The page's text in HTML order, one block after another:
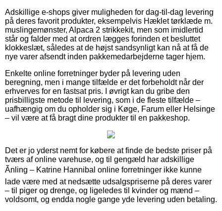
Adskillige e-shops giver muligheden for dag-til-dag levering
på deres favorit produkter, eksempelvis Hæklet tørklæde m.
muslingemønster, Alpaca 2 strikkekit, men som imidlertid
står og falder med at ordren lægges forinden et besluttet
klokkeslæt, således at de højst sandsynligt kan nå at få de
nye varer afsendt inden pakkemedarbejderne tager hjem.
Enkelte online forretninger byder på levering uden
beregning, men i mange tilfælde er det forbeholdt når der
erhverves for en fastsat pris. I øvrigt kan du gribe den
prisbilligste metode til levering, som i de fleste tilfælde –
uafhængig om du opholder sig i Køge, Farum eller Helsinge
– vil være at få bragt dine produkter til en pakkeshop.
Det er jo yderst nemt for købere at finde de bedste priser på
tværs af online varehuse, og til gengæld har adskillige
Ãnling – Katrine Hannibal online forretninger ikke kunne
lade være med at nedsætte udsalgspriserne på deres varer
– til piger og drenge, og ligeledes til kvinder og mænd –
voldsomt, og endda nogle gange yde levering uden betaling.